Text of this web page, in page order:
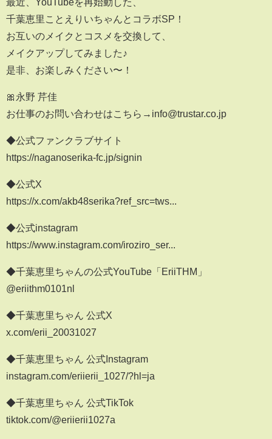
千葉恵里ことえりいちゃんとコラボSP！
お互いのメイクとコスメを交換して、
メイクアップしてみました♪
是非、お楽しみください〜！
🎀永野 芹佳
お仕事のお問い合わせはこちら→info@trustar.co.jp
◆公式ファンクラブサイト
https://naganoserika-fc.jp/signin
◆公式X
https://x.com/akb48serika?ref_src=tws...
◆公式instagram
https://www.instagram.com/iroziro_ser...
◆千葉恵里ちゃんの公式YouTube「EriiTHM」
@eriithm0101nl
◆千葉恵里ちゃん 公式X
x.com/erii_20031027
◆千葉恵里ちゃん 公式Instagram
instagram.com/eriierii_1027/?hl=ja
◆千葉恵里ちゃん 公式TikTok
tiktok.com/@eriierii1027a